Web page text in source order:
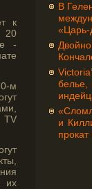
к
20
-
м
TV
их
В
«Царь-
и
прокат